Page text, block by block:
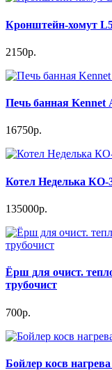
Кронштейн-хомут
2150р.
Печь банная
16750р.
Котел Неделька КО-
135000р.
Ёрш для очист.
трубочист
700р.
Бойлер косв